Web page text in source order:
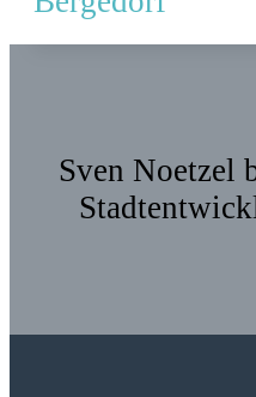
Sven Noetzel